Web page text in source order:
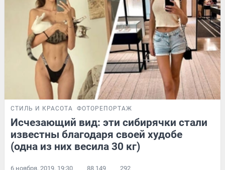
СТИЛЬ И КРАСОТА ФОТОРЕПОРТАЖ
Исчезающий вид: эти сибирячки стали
известны благодаря своей худобе
(одна из них весила 30 кг)
6 ноября, 2019, 19:30 88 149 292